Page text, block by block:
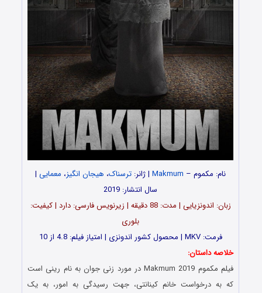
نام: مکموم – Makmum | ژانر: ترسناک، هیجان انگیز، معمایی |
سال انتشار: 2019
زبان: اندونزیایی | مدت‌: 88 دقیقه | زیرنویس فارسی: دارد | کیفیت:
بلوری
فرمت: MKV | محصول کشور اندونزی | امتیاز فیلم: 4.8 از 10
خلاصه داستان:
فیلم مکموم Makmum 2019 در مورد زنی جوان به نام رینی است
که به درخواست خانم کینانتی، جهت رسیدگی به امور، به یک